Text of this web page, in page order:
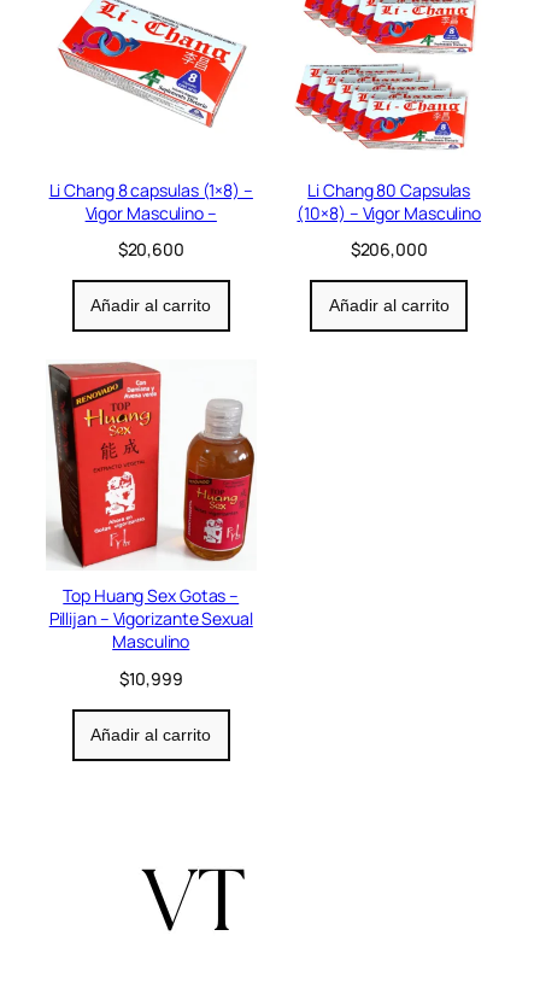
Li Chang 8 capsulas (1×8) –
Vigor Masculino –
$20,600
Añadir al carrito
Li Chang 80 Capsulas
(10×8) – Vigor Masculino
$206,000
Añadir al carrito
Top Huang Sex Gotas –
Pillijan – Vigorizante Sexual
Masculino
$10,999
Añadir al carrito